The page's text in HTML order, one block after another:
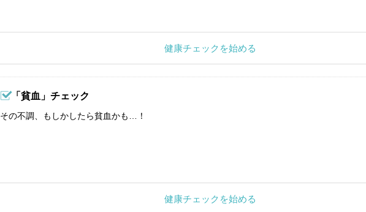
健康チェックを始める
「貧血」チェック
その不調、もしかしたら貧血かも…！
健康チェックを始める